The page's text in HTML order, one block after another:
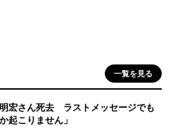
一覧を見る
宏さん死去 ラストメッセージでも
こりません」